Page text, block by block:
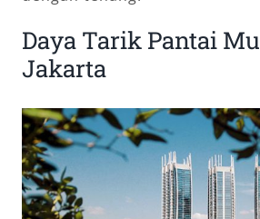
Daya Tarik Pantai
Jakarta